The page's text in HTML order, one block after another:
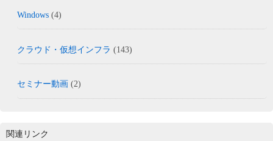
Windows (4)
クラウド・仮想インフラ (143)
セミナー動画 (2)
関連リンク